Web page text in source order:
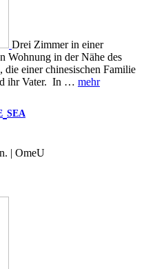
Drei Zimmer in einer
Wohnung in der Nähe des
einer chinesischen Familie
ihr Vater. In … mehr
SEA
| OmeU